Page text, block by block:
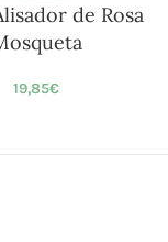
de Rosa
19,85€